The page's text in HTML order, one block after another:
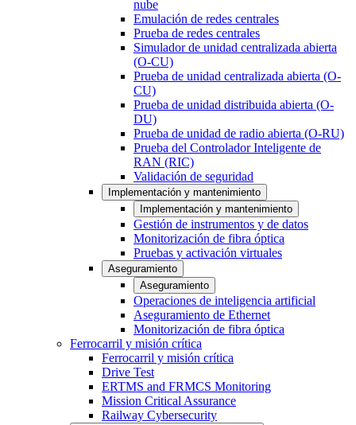
nube
Emulación de redes centrales
Prueba de redes centrales
Simulador de unidad centralizada abierta
(O-CU)
Prueba de unidad centralizada abierta (O-
CU)
Prueba de unidad distribuida abierta (O-
DU)
Prueba de unidad de radio abierta (O-RU)
Prueba del Controlador Inteligente de
RAN (RIC)
Validación de seguridad
Implementación y mantenimiento
Implementación y mantenimiento
Gestión de instrumentos y de datos
Monitorización de fibra óptica
Pruebas y activación virtuales
Aseguramiento
Aseguramiento
Operaciones de inteligencia artificial
Aseguramiento de Ethernet
Monitorización de fibra óptica
Ferrocarril y misión crítica
Ferrocarril y misión crítica
Drive Test
ERTMS and FRMCS Monitoring
Mission Critical Assurance
Railway Cybersecurity